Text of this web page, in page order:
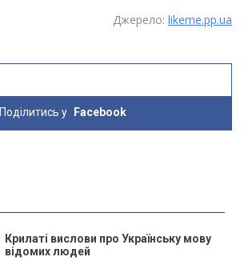
Джерело: likeme.pp.ua
Поділитись у Facebook
Крилаті вислови про Українську мову
відомих людей